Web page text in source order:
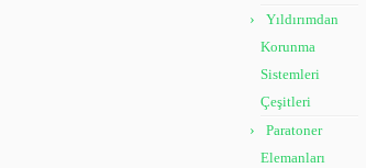
Yıldırımdan
Korunma
Sistemleri
Çeşitleri
Paratoner
Elemanları